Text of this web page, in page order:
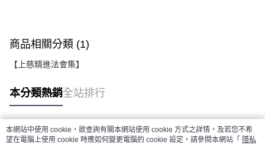
商品相關分類 (1)
【上慈精進法會集】
本分類熱銷全站排行
熱門標籤
本網站中使用 cookie，欲查詢有關本網站使用 cookie 方式之詳情，及若您不希
望在電腦上使用 cookie 時應如何變更電腦的 cookie 設定，請參閱本網站「 隱私